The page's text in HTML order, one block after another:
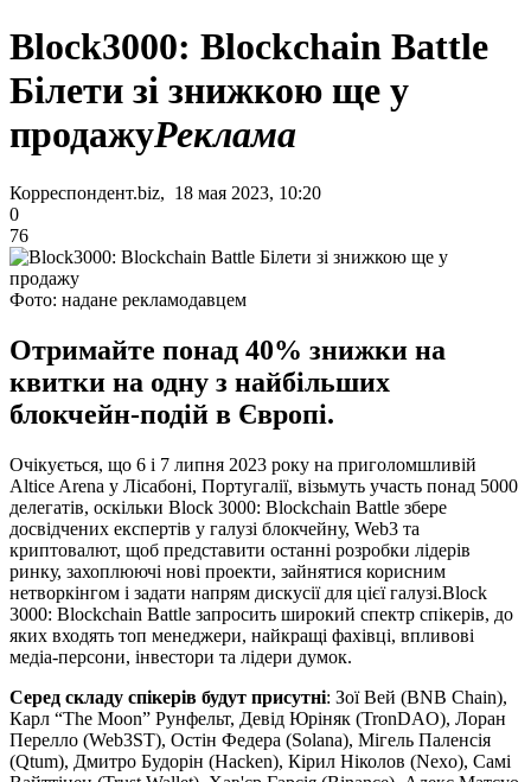
Block3000: Blockchain Battle
Білети зі знижкою ще у
продажуРеклама
Корреспондент.biz, 18 мая 2023, 10:20
0
76
Фото: надане рекламодавцем
Отримайте понад 40% знижки на
квитки на одну з найбільших
блокчейн-подій в Європі.
Очікується, що 6 і 7 липня 2023 року на приголомшливій
Altice Arena у Лісабоні, Португалії, візьмуть участь понад 5000
делегатів, оскільки Block 3000: Blockchain Battle збере
досвідчених експертів у галузі блокчейну, Web3 та
криптовалют, щоб представити останні розробки лідерів
ринку, захоплюючі нові проекти, зайнятися корисним
нетворкінгом і задати напрям дискусії для цієї галузі.Block
3000: Blockchain Battle запросить широкий спектр спікерів, до
яких входять топ менеджери, найкращі фахівці, впливові
медіа-персони, інвестори та лідери думок.
Серед складу спікерів будут присутні: Зої Вей (BNB Chain),
Карл “The Moon” Рунфельт, Девід Юріняк (TronDAO), Лоран
Перелло (Web3ST), Остін Федера (Solana), Мігель Паленсія
(Qtum), Дмитро Будорін (Hacken), Кірил Ніколов (Nexo), Самі